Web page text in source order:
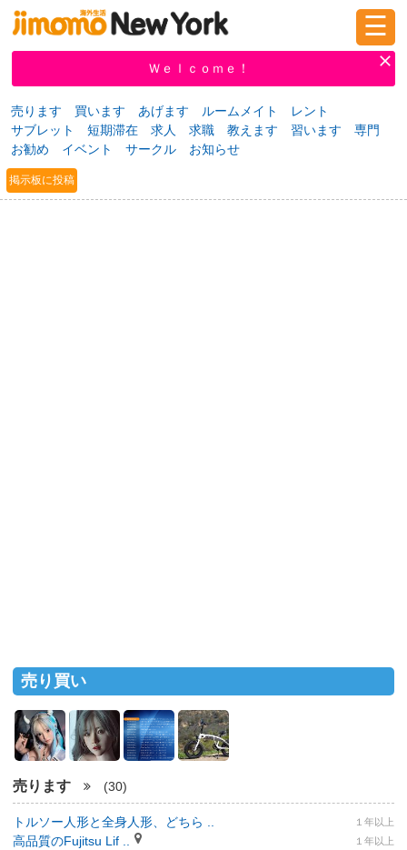
新規登録
掲示板 教えて！
☰
Ｗｅｌｃｏｍｅ！
売ります 買います あげます ルームメイト
レント
サブレット
短期滞在 求人 求職 教えます 習います
専門
お勧め
イベント サークル お知らせ
掲示板に投稿
売り買い
売ります (30)
トルソー人形と全身人形、どちら .. １年以上
高品質のFujitsu Lif .. １年以上